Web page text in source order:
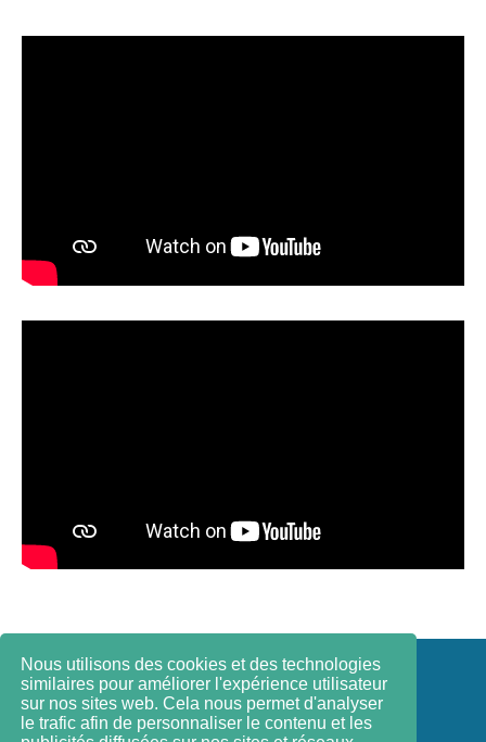
Nous utilisons des cookies et des technologies
similaires pour améliorer l'expérience utilisateur
sur nos sites web. Cela nous permet d'analyser
le trafic afin de personnaliser le contenu et les
Contact
Impressum